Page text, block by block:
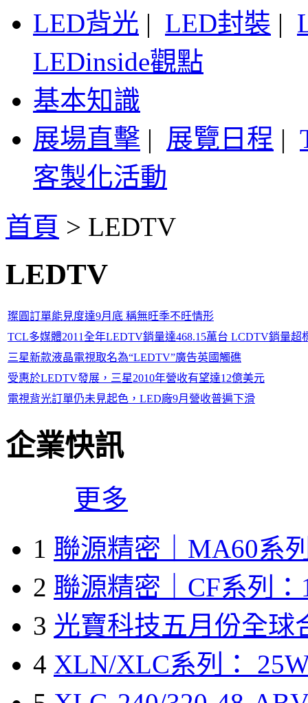
LED背光 | LED封裝 |
LEDinside觀點
基本知識
展場直擊 | 展覽日程 |
客製化活動
首頁 > LEDTV
LEDTV
璨圓訂單能見度達9月底 稱無旺季不旺情形
TCL多媒體2011全年LEDTV銷量達468.15萬台 LCDTV銷量超
三星新款液晶電視取名為“LEDTV”廣告英國觸礁
受惠於LEDTV發展，三星2010年營收有望達12億美元
電視背光訂單仍未見起色，LED廠9月營收普遍下滑
企業快訊
更多
1 聯源精密｜MA60系
2 聯源精密｜CF系列：
3 光寶科技五月份全球
4 XLN/XLC系列：